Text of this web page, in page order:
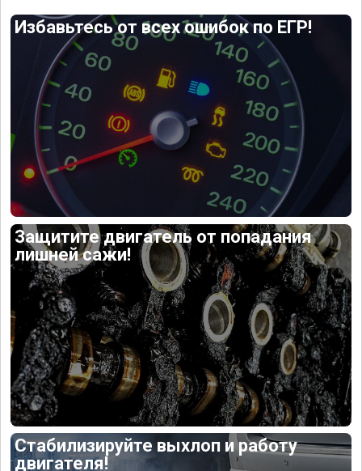
Избавьтесь от всех ошибок по ЕГР!
Защитите двигатель от попадания
лишней сажи!
Стабилизируйте выхлоп и работу
двигателя!